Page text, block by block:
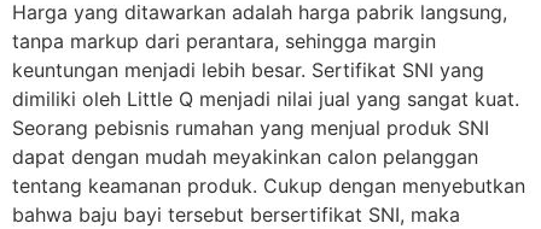
Harga yang ditawarkan adalah harga pabrik langsung,
tanpa markup dari perantara, sehingga margin
keuntungan menjadi lebih besar. Sertifikat SNI yang
dimiliki oleh Little Q menjadi nilai jual yang sangat kuat.
Seorang pebisnis rumahan yang menjual produk SNI
dapat dengan mudah meyakinkan calon pelanggan
tentang keamanan produk. Cukup dengan menyebutkan
bahwa baju bayi tersebut bersertifikat SNI, maka